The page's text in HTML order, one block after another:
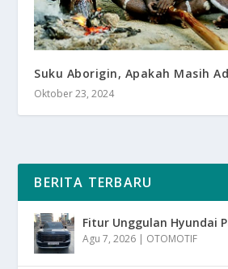
Suku Aborigin, Apakah Masih
Oktober 23, 2024
BERITA TERBARU
Fitur Unggulan Hyundai
Agu 7, 2026 | OTOMOTIF